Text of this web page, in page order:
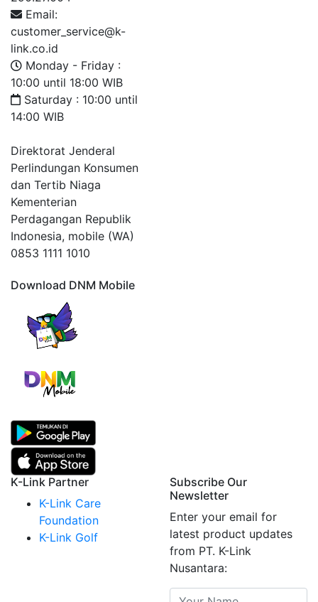
Email:
customer_service@k-
link.co.id
Monday - Friday :
10:00 until 18:00 WIB
Saturday : 10:00 until
14:00 WIB
Direktorat Jenderal
Perlindungan Konsumen
dan Tertib Niaga
Kementerian
Perdagangan Republik
Indonesia, mobile (WA)
0853 1111 1010
Download DNM Mobile
K-Link Partner
K-Link Care
Foundation
K-Link Golf
Subscribe Our
Newsletter
Enter your email for
latest product updates
from PT. K-Link
Nusantara: